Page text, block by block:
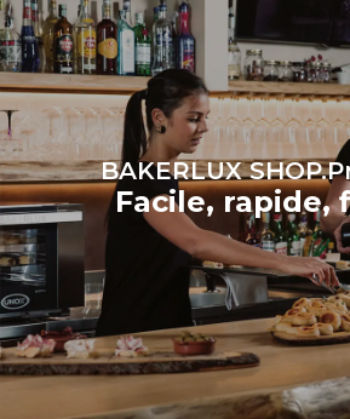
produite
BAKERLUX
Facile, rapide,